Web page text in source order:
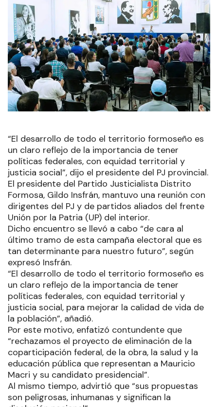
“El desarrollo de todo el territorio formoseño es
un claro reflejo de la importancia de tener
políticas federales, con equidad territorial y
justicia social”, dijo el presidente del PJ provincial.
El presidente del Partido Justicialista Distrito
Formosa, Gildo Insfrán, mantuvo una reunión con
dirigentes del PJ y de partidos aliados del frente
Unión por la Patria (UP) del interior.
Dicho encuentro se llevó a cabo “de cara al
último tramo de esta campaña electoral que es
tan determinante para nuestro futuro”, según
expresó Insfrán.
“El desarrollo de todo el territorio formoseño es
un claro reflejo de la importancia de tener
políticas federales, con equidad territorial y
justicia social, para mejorar la calidad de vida de
la población”, añadió.
Por este motivo, enfatizó contundente que
“rechazamos el proyecto de eliminación de la
coparticipación federal, de la obra, la salud y la
educación pública que representan a Mauricio
Macri y su candidato presidencial”.
Al mismo tiempo, advirtió que “sus propuestas
son peligrosas, inhumanas y significan la